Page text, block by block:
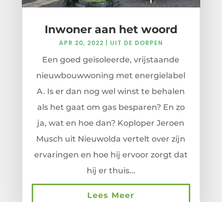
Inwoner aan het woord
APR 20, 2022 UIT DE DORPEN
Een goed geïsoleerde, vrijstaande
nieuwbouwwoning met energielabel
A. Is er dan nog wel winst te behalen
als het gaat om gas besparen? En zo
ja, wat en hoe dan? Koploper Jeroen
Musch uit Nieuwolda vertelt over zijn
ervaringen en hoe hij ervoor zorgt dat
hij er thuis...
Lees Meer